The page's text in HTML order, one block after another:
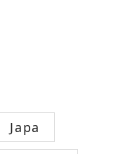
Japa